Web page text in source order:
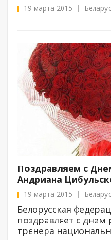
19 марта 2015
Поздравляем с
Андриана
19 марта 2015
Белорусская
поздравляет с днем
тренера